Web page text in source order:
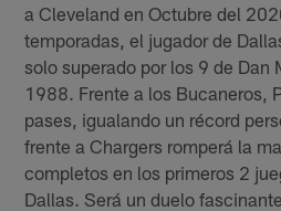
a Cleveland en Octubre del
temporadas, el jugador de
solo superado por los 9 de
1988. Frente a los Bucaneros,
pases, igualando un récord
frente a Chargers romperá la
completos en los primeros 2
Dallas. Será un duelo